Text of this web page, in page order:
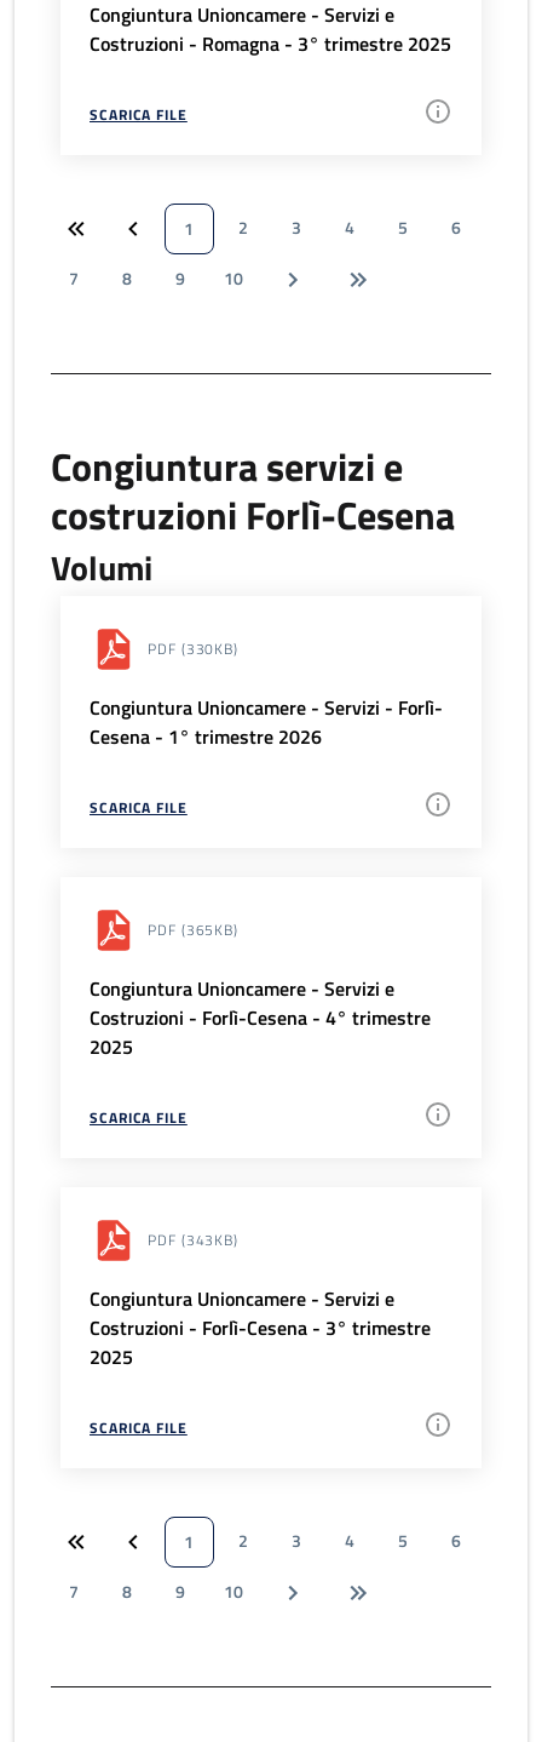
Congiuntura Unioncamere - Servizi e
Costruzioni - Romagna - 3° trimestre 2025
SCARICA FILE
1 2 3 4 5
6
7
8 9 10
Congiuntura servizi e
costruzioni Forlì-Cesena
Volumi
PDF (330KB)
Congiuntura Unioncamere - Servizi - Forlì-
Cesena - 1° trimestre 2026
SCARICA FILE
PDF (365KB)
Congiuntura Unioncamere - Servizi e
Costruzioni - Forlì-Cesena - 4° trimestre
2025
SCARICA FILE
PDF (343KB)
Congiuntura Unioncamere - Servizi e
Costruzioni - Forlì-Cesena - 3° trimestre
2025
SCARICA FILE
1 2 3 4 5
6
7
8 9 10